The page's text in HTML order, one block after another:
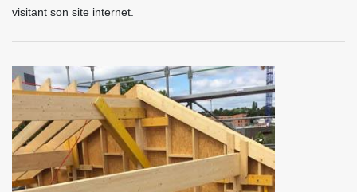
visitant son site internet.